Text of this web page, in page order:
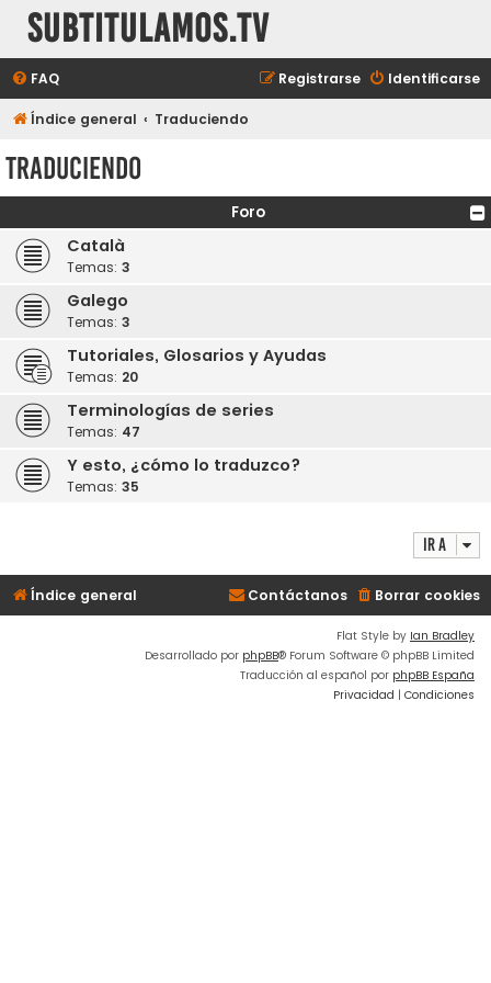
subtitulamos.tv
FAQ Identificarse
Registrarse
Índice general Traduciendo
Traduciendo
Foro
Català
Temas: 3
Galego
Temas: 3
Tutoriales, Glosarios y Ayudas
Temas: 20
Terminologías de series
Temas: 47
Y esto, ¿cómo lo traduzco?
Temas: 35
Ir a
Índice general Borrar cookies
Contáctanos
Flat Style by Ian Bradley
Desarrollado por phpBB® Forum Software © phpBB Limited
Traducción al español por phpBB España
Privacidad | Condiciones